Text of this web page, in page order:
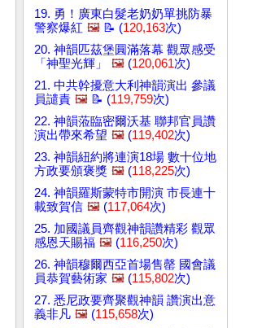
19. 勇！廣東白髮老奶奶單挑防暴
警察爆紅 🖼️ 📝 (120,163次)
20. 神韻匹茲堡圓滿落幕 觀眾感受
「神聖光輝」
🖼️ (120,061次)
21. 中共幹擾意大利神韻演出 參議
員譴責 🖼️ 📝 (119,759次)
22. 神韻蒞臨密爾沃基 聯邦官員讚
演出帶來希望 🖼️ (119,402次)
23. 神韻紐約將連演18場 數十位地
方政要頒褒獎 🖼️ (118,225次)
24. 神韻羅斯蒙特市開演 市長連十
載致賀信 🖼️ (117,064次)
25. 加國議員齊觀神韻讚精彩 觀眾
感恩天賜福 🖼️ (116,250次)
26. 神韻穆爾西亞首場售罄 國會議
員恭賀藝術家 🖼️ (115,802次)
27. 悉尼政要齊聚觀神韻 讚演出意
義非凡 🖼️ (115,658次)